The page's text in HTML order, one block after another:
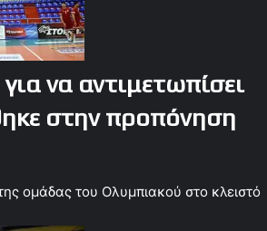
να αντιμετωπίσει
στην προπόνηση
ομάδας του Ολυμπιακού στο κλειστό